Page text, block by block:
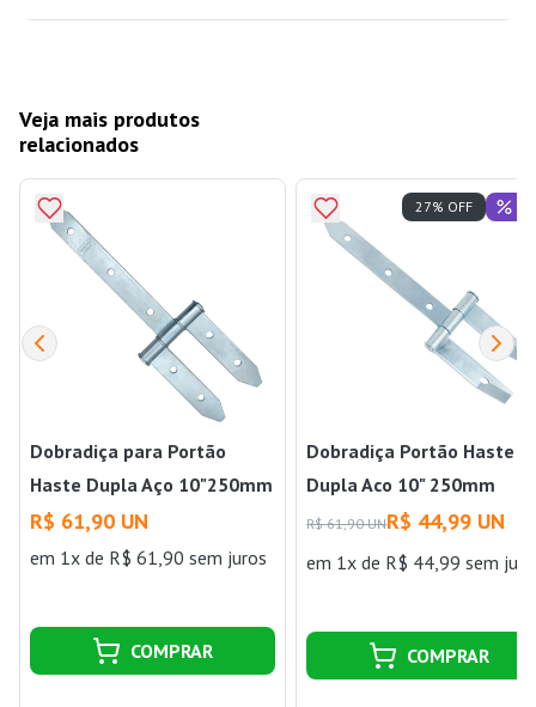
Veja mais produtos
relacionados
Dobradiça para Portão
Haste Dupla Aço 10"250mm
Zincado União Mundial
R$ 61,90 UN
em 1x de R$ 61,90 sem juros
COMPRAR
Dobradiça Portão Haste
Dupla Aco 10" 250mm
Zincado União Mundial
R$ 61,90 UNR$ 44,99 UN
em 1x de R$ 44,99 sem
27% OFF
COMPRAR